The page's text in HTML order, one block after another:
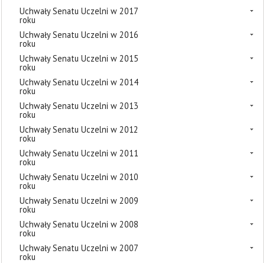
Uchwały Senatu Uczelni w 2017
roku
Uchwały Senatu Uczelni w 2016
roku
Uchwały Senatu Uczelni w 2015
roku
Uchwały Senatu Uczelni w 2014
roku
Uchwały Senatu Uczelni w 2013
roku
Uchwały Senatu Uczelni w 2012
roku
Uchwały Senatu Uczelni w 2011
roku
Uchwały Senatu Uczelni w 2010
roku
Uchwały Senatu Uczelni w 2009
roku
Uchwały Senatu Uczelni w 2008
roku
Uchwały Senatu Uczelni w 2007
roku